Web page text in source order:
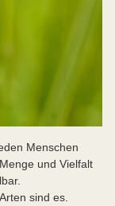
Menschen
und Vielfalt
sind es.